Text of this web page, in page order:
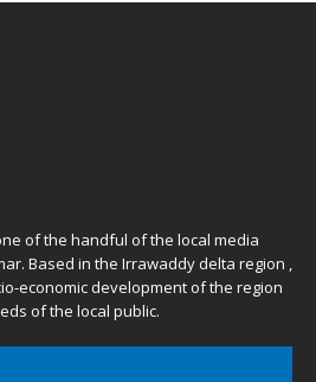
of the handful of the local media
Based in the Irrawaddy delta region ,
economic development of the region
of the local public.